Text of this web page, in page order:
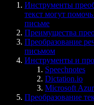
Инструменты
текст могут
письме
Преимущества
Преобразование
письмом
Инструменты и
Speechnotes
Dictation.io
Microsoft
Преобразование